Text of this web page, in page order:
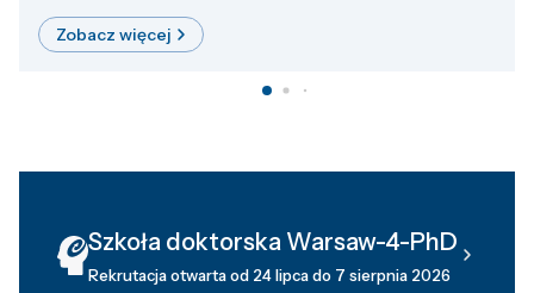
Zobacz więcej
Szkoła doktorska Warsaw-4-PhD
Rekrutacja otwarta od 24 lipca do 7 sierpnia 2026